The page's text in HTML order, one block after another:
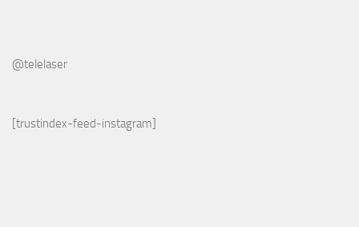
@telelaser
[trustindex-feed-instagram]